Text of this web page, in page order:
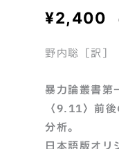
¥2,400
野内聡［訳］
暴力論叢書第
〈9.11〉前
分析。